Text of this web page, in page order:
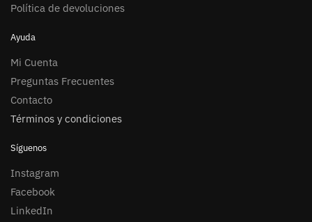
Política de devoluciones
Ayuda
Mi Cuenta
Preguntas Frecuentes
Contacto
Términos y condiciones
Síguenos
Instagram
Facebook
LinkedIn